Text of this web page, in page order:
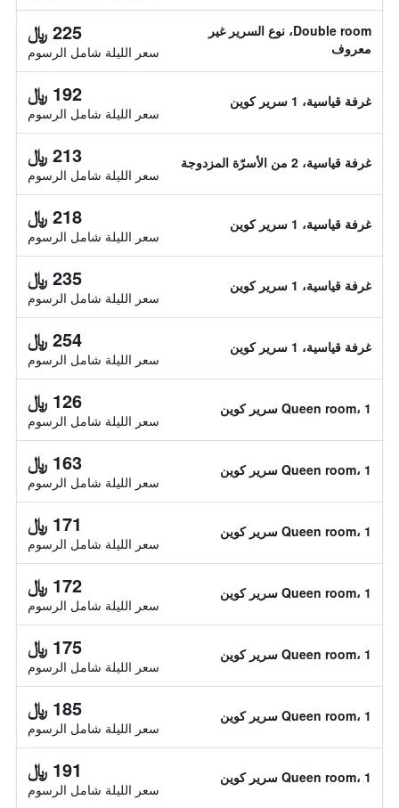
Double room، نوع السرير غير
معروف
225 ﷼
سعر الليلة شامل الرسوم
غرفة قياسية، 1 سرير كوين 192 ﷼
سعر الليلة شامل الرسوم
غرفة قياسية، 2 من الأسرّة المزدوجة 213 ﷼
سعر الليلة شامل الرسوم
غرفة قياسية، 1 سرير كوين 218 ﷼
سعر الليلة شامل الرسوم
غرفة قياسية، 1 سرير كوين 235 ﷼
سعر الليلة شامل الرسوم
غرفة قياسية، 1 سرير كوين 254 ﷼
سعر الليلة شامل الرسوم
Queen room، 1 سرير كوين 126 ﷼
سعر الليلة شامل الرسوم
Queen room، 1 سرير كوين 163 ﷼
سعر الليلة شامل الرسوم
Queen room، 1 سرير كوين 171 ﷼
سعر الليلة شامل الرسوم
Queen room، 1 سرير كوين 172 ﷼
سعر الليلة شامل الرسوم
Queen room، 1 سرير كوين 175 ﷼
سعر الليلة شامل الرسوم
Queen room، 1 سرير كوين 185 ﷼
سعر الليلة شامل الرسوم
Queen room، 1 سرير كوين 191 ﷼
سعر الليلة شامل الرسوم